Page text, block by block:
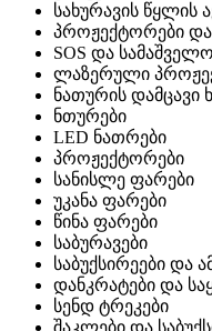
სახურავის წყლის
პროჟექტორები და
SOS და
ლაზერული
ნათურის დამცავი
ნთურები
LED ნათრები
პროჟექტორები
სანისლე ფარები
უკანა ფარები
წინა ფარები
საბურავები
საბუქსირეები და
დანკრატები და
სენდ ტრეკები
შაკლები და